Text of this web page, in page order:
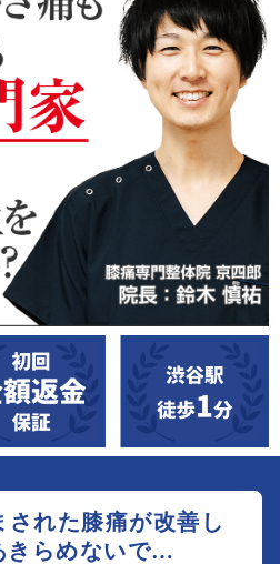
れた膝痛が改善し
きらめないで…